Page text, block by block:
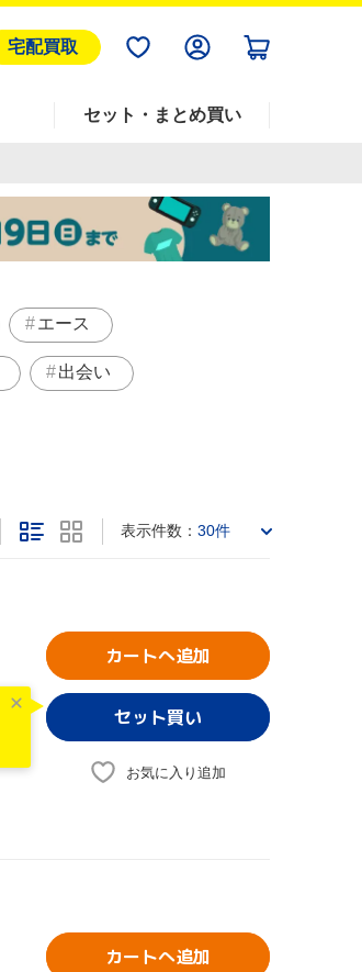
宅配買取
セット・まとめ買い
エース
出会い
表示件数： 30件
カートへ追加
お気に入り追加
カートへ追加